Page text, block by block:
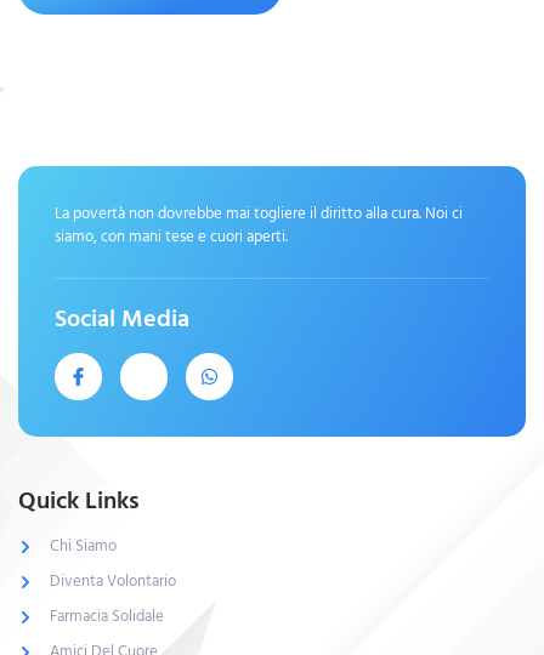
La povertà non dovrebbe mai togliere il diritto alla cura. Noi ci
siamo, con mani tese e cuori aperti.
Social Media
Quick Links
Chi Siamo
Diventa Volontario
Farmacia Solidale